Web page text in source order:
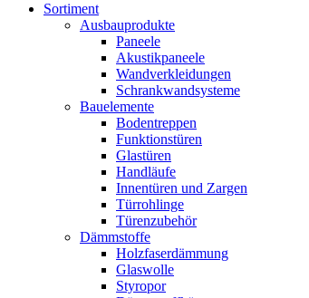
Sortiment
Ausbauprodukte
Paneele
Akustikpaneele
Wandverkleidungen
Schrankwandsysteme
Bauelemente
Bodentreppen
Funktionstüren
Glastüren
Handläufe
Innentüren und Zargen
Türrohlinge
Türenzubehör
Dämmstoffe
Holzfaserdämmung
Glaswolle
Styropor